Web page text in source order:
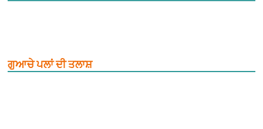
ਗੁਆਚੇ ਪਲਾਂ ਦੀ ਤਲਾਸ਼